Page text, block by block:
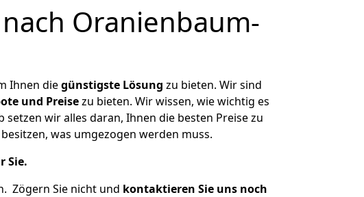
Oranienbaum-
Ihnen diegünstigste Lösung zu bieten. Wir sind
und Preisezu bieten. Wir wissen, wie wichtig es
wir alles daran, Ihnen die besten Preise zu
was umgezogen werden muss.
Sie.
Zögern Sie nicht und kontaktieren Sie uns noch